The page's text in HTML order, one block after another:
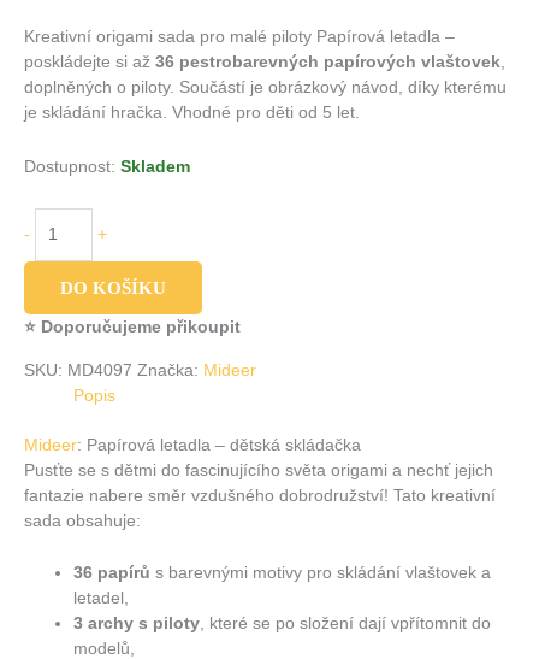
Kreativní origami sada pro malé piloty Papírová letadla –
poskládejte si až 36 pestrobarevných papírových vlaštovek,
doplněných o piloty. Součástí je obrázkový návod, díky kterému
je skládání hračka. Vhodné pro děti od 5 let.
Dostupnost: Skladem
- +
DO KOŠÍKU
⭐ Doporučujeme přikoupit
SKU: MD4097 Značka: Mideer
Popis
Mideer: Papírová letadla – dětská skládačka
Pusťte se s dětmi do fascinujícího světa origami a nechť jejich
fantazie nabere směr vzdušného dobrodružství! Tato kreativní
sada obsahuje:
36 papírů s barevnými motivy pro skládání vlaštovek a
letadel,
3 archy s piloty, které se po složení dají vpřítomnit do
modelů,